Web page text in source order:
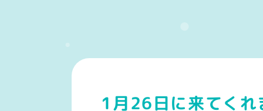
1月26日に来てくれ